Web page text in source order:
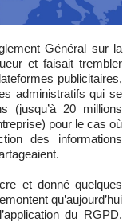
et faisait trembler
publicitaires,
administratifs qui se
(jusqu’à 20 millions
pour le cas où
des informations
et donné quelques
qu’aujourd’hui
du RGPD.